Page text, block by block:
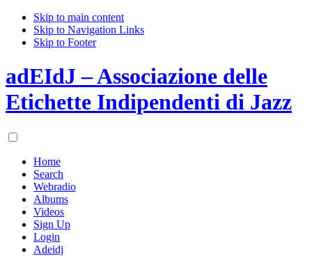
Skip to main content
Skip to Navigation Links
Skip to Footer
adEIdJ – Associazione delle
Etichette Indipendenti di Jazz
Home
Search
Webradio
Albums
Videos
Sign Up
Login
Adeidj